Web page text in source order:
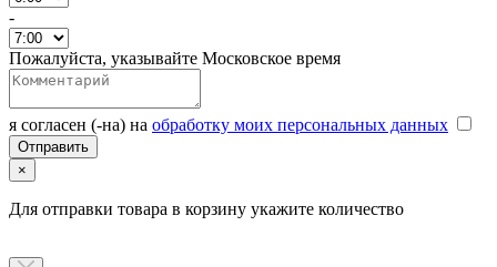
-
Пожалуйста, указывайте Московское время
я согласен (-на) на обработку моих персональных данных
×
Для отправки товара в корзину укажите количество